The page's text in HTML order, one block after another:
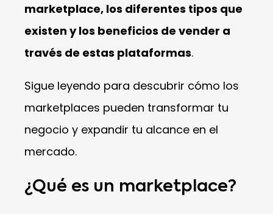
marketplace, los diferentes tipos que
existen y los beneficios de vender a
través de estas plataformas.
Sigue leyendo para descubrir cómo los
marketplaces pueden transformar tu
negocio y expandir tu alcance en el
mercado.
¿Qué es un marketplace?